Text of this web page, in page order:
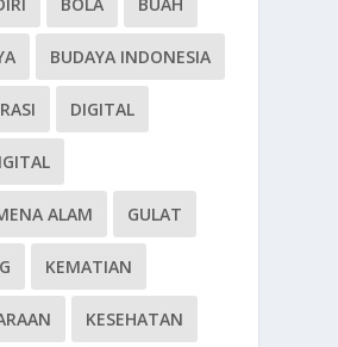
BUDAYA INDONESIA
DIGITAL
ALAM GULAT
KEMATIAN
KESEHATAN